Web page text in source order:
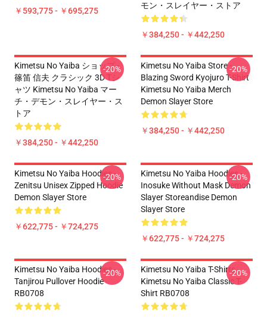
￥593,775 - ￥695,275
モン・スレイヤー・ストア
￥384,250 - ￥442,250
Kimetsu No Yaiba ショップ -
篠笛 信夫 クラシック 3D Tシ
ャツ Kimetsu No Yaiba マー
チ・デモン・スレイヤー・ス
トア
￥384,250 - ￥442,250
-20%
Kimetsu No Yaiba Store -
Blazing Sword Kyojuro T-Shirt
Kimetsu No Yaiba Merch
Demon Slayer Store
￥384,250 - ￥442,250
-20%
Kimetsu No Yaiba Hoodies -
Zenitsu Unisex Zipped Hoodie
Demon Slayer Store
￥622,775 - ￥724,275
-20%
Kimetsu No Yaiba Hoodies -
Inosuke Without Mask Demon
Slayer Storeandise Demon
Slayer Store
￥622,775 - ￥724,275
-20%
Kimetsu No Yaiba Hoodies -
Tanjirou Pullover Hoodie
RB0708
-20%
Kimetsu No Yaiba T-Shirts -
Kimetsu No Yaiba Classic T-
Shirt RB0708
-20%